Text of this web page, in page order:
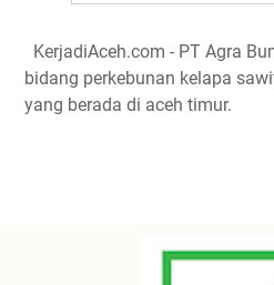
KerjadiAceh.com - PT Agra
bidang perkebunan kelapa
yang berada di aceh timur.